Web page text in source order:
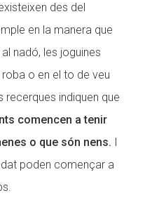
des del
en la manera que
nadó, les joguines
o en el to de veu
recerques indiquen que
comencen a tenir
o que són nens. I
poden començar a